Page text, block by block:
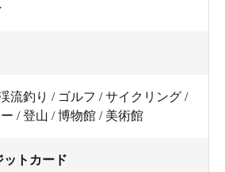
流釣り / ゴルフ / サイクリング /
/ 登山 / 博物館 / 美術館
トカード